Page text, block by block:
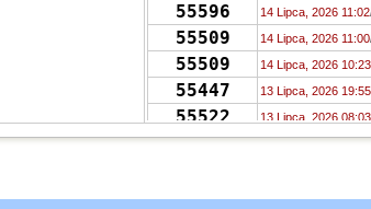
55596 14 Lipca, 2026 11:02
55509 14 Lipca, 2026 11:00
55509 14 Lipca, 2026 10:23
55447 13 Lipca, 2026 19:55
55522 13 Lipca, 2026 08:03
55551 12 Lipca, 2026 10:26
55474